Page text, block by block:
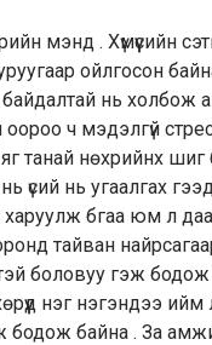
мэнд . Хүмүүсийн
ойлгосон
нь холбож
оороо ч мэдэлгүй
танай нөхрийнх
үсий нь угаалгах
бгаа юм л
тайван
боловуу гэж бодож
нэг нэгэндээ
бодож байна . За